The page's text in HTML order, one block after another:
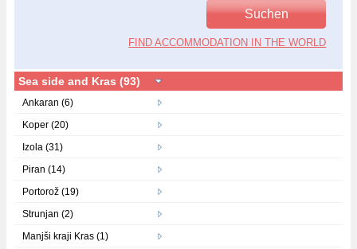
FIND ACCOMMODATION IN THE WORLD
Sea side and Kras (93)
Ankaran (6)
Koper (20)
Izola (31)
Piran (14)
Portorož (19)
Strunjan (2)
Manjši kraji Kras (1)